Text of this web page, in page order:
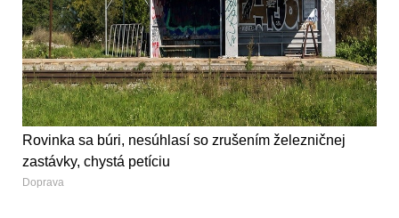
Rovinka sa búri, nesúhlasí so zrušením železničnej
zastávky, chystá petíciu
Doprava